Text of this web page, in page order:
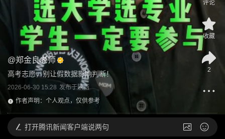
@郑金良老师
高考志愿，别让假数据影响判断！
2026-06-30 15:28 发布于陕西
作者声明：个人观点，仅供参考
评论
收藏
2
打开腾讯新闻客户端说两句